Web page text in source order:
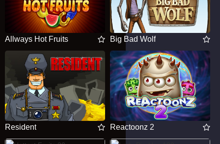
Allways Hot Fruits Big Bad Wolf
Resident Reactoonz 2